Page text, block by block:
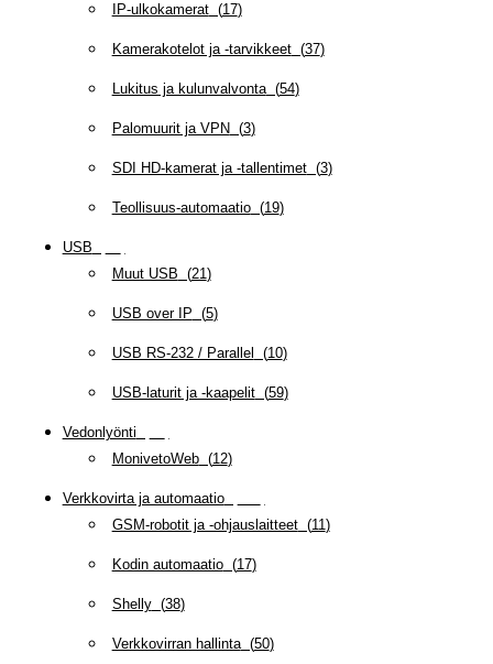
IP-ulkokamerat(17)
Kamerakotelot ja -tarvikkeet(37)
Lukitus ja kulunvalvonta(54)
Palomuurit ja VPN (3)
SDI HD-kamerat ja -tallentimet(3)
Teollisuus-automaatio(19)
USB
Muut USB (21)
USB over IP (5)
USB RS-232 / Parallel (10)
USB-laturit ja -kaapelit(59)
Vedonlyönti
MonivetoWeb(12)
Verkkovirta ja automaatio(
GSM-robotit ja -ohjauslaitteet(11)
Kodin automaatio(17)
Shelly(38)
Verkkovirran hallinta(50)